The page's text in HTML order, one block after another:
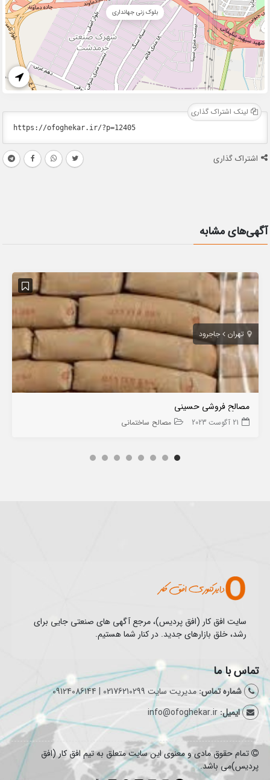
بلوک زنی جهانداری
لینک اشتراک گذاری
اشتراک گذاری
آگهی‌های مشابه
تهران جاجرود
مصالح فروشی حسینی
21 آگوست 2023 مصالح ساختمانی
سایت افق کار (افق پردیس)، مرجع آگهی های صنعتی جایی برای
رشد، خلق بازارهای جدید. در کنار شما هستیم.
تماس با ما
شماره تماس:مدیریت سایت 02176210299 | 09124086144
ایمیل:info@ofoghekar.ir
تمام حقوق مادی و معنوی این سایت متعلق به تیم افق کار (افق
پردیس)می باشد.